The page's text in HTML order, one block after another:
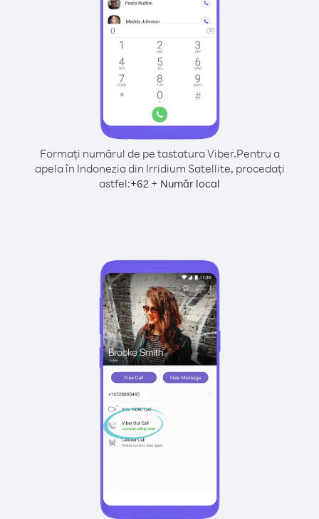
Formați numărul de pe tastatura Viber.Pentru a
apela în Indonezia din Irridium Satellite, procedați
astfel:+62 + Număr local